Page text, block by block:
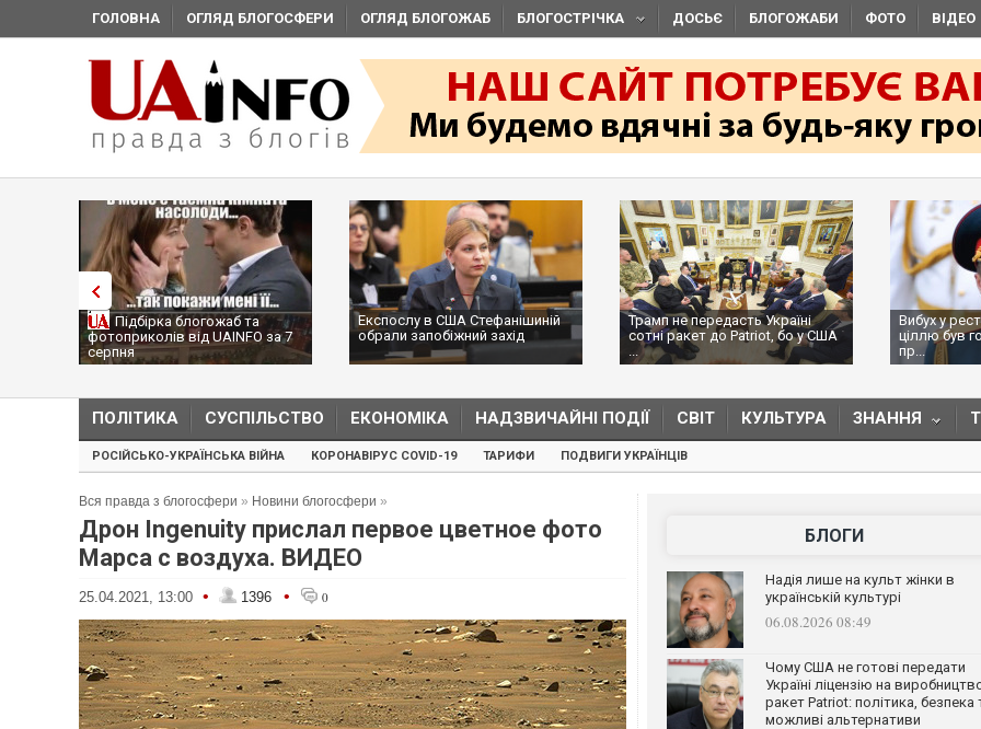
ГОЛОВНА ОГЛЯД БЛОГОСФЕРИ ОГЛЯД БЛОГОЖАБ БЛОГОСТРІЧКА ДОСЬЄ БЛОГОЖАБИ ФОТО ВІДЕО
Підбірка блогожаб та
фотоприколів від UAINFO за 7
серпня
Експослу в США Стефанішиній
обрали запобіжний захід
Трамп не передасть Україні
сотні ракет до Patriot, бо у США
...
Вибух у
ціллю був
пр...
ПОЛІТИКА СУСПІЛЬСТВО ЕКОНОМІКА НАДЗВИЧАЙНІ ПОДІЇ СВІТ КУЛЬТУРА ЗНАННЯ
РОСІЙСЬКО-УКРАЇНСЬКА ВІЙНА КОРОНАВІРУС COVID-19 ТАРИФИ ПОДВИГИ УКРАЇНЦІВ
Вся правда з блогосфери » Новини блогосфери »
Дрон Ingenuity прислал первое цветное фото
Марса с воздуха. ВИДЕО
25.04.2021, 13:00 • 1396 • 0
БЛОГИ
Надія лише на культ жінки в
українській культурі
06.08.2026 08:49
Чому США не готові передати
Україні ліцензію на
ракет Patriot: політика, безпека
можливі альтернативи